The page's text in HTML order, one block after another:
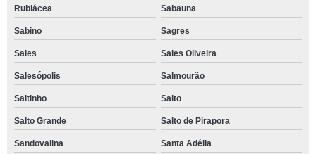
Rubiácea Sabauna
Sabino Sagres
Sales Sales Oliveira
Salesópolis Salmourão
Saltinho Salto
Salto Grande Salto de Pirapora
Sandovalina Santa Adélia